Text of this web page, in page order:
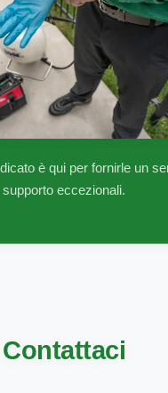
è qui per fornirle un
supporto eccezionali.
Contattaci